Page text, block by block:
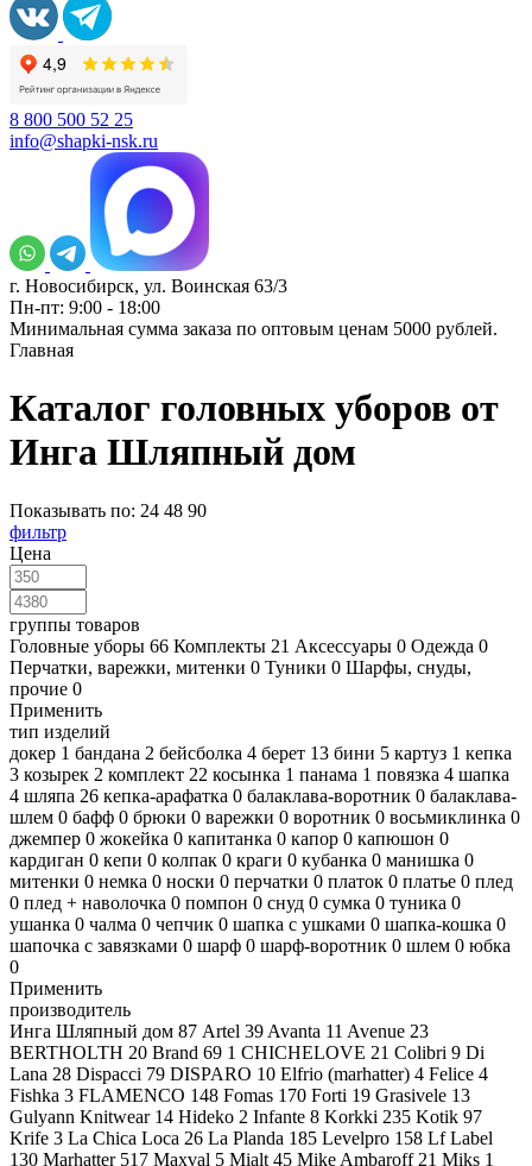
8 800 500 52 25
info@shapki-nsk.ru
г. Новосибирск, ул. Воинская 63/3
Пн-пт: 9:00 - 18:00
Минимальная сумма заказа по оптовым ценам 5000 рублей.
Главная
Каталог головных уборов от
Инга Шляпный дом
Показывать по: 24 48 90
фильтр
Цена
группы товаров
Головные уборы 66 Комплекты 21 Аксессуары 0 Одежда 0
Перчатки, варежки, митенки 0 Туники 0 Шарфы, снуды,
прочие 0
Применить
тип изделий
докер 1 бандана 2 бейсболка 4 берет 13 бини 5 картуз 1 кепка
3 козырек 2 комплект 22 косынка 1 панама 1 повязка 4 шапка
4 шляпа 26 кепка-арафатка 0 балаклава-воротник 0 балаклава-
шлем 0 бафф 0 брюки 0 варежки 0 воротник 0 восьмиклинка 0
джемпер 0 жокейка 0 капитанка 0 капор 0 капюшон 0
кардиган 0 кепи 0 колпак 0 краги 0 кубанка 0 манишка 0
митенки 0 немка 0 носки 0 перчатки 0 платок 0 платье 0 плед
0 плед + наволочка 0 помпон 0 снуд 0 сумка 0 туника 0
ушанка 0 чалма 0 чепчик 0 шапка с ушками 0 шапка-кошка 0
шапочка с завязками 0 шарф 0 шарф-воротник 0 шлем 0 юбка
0
Применить
производитель
Инга Шляпный дом 87 Artel 39 Avanta 11 Avenue 23
BERTHOLTH 20 Brand 69 1 CHICHELOVE 21 Colibri 9 Di
Lana 28 Dispacci 79 DISPARO 10 Elfrio (marhatter) 4 Felice 4
Fishka 3 FLAMENCO 148 Fomas 170 Forti 19 Grasivele 13
Gulyann Knitwear 14 Hideko 2 Infante 8 Korkki 235 Kotik 97
Krife 3 La Chica Loca 26 La Planda 185 Levelpro 158 Lf Label
130 Marhatter 517 Maxval 5 Mialt 45 Mike Ambaroff 21 Miks 1